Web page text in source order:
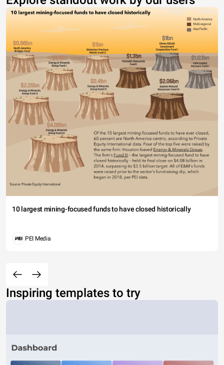
10 largest mining-focused funds to have closed historically
PEI Media
Inspiring templates to try